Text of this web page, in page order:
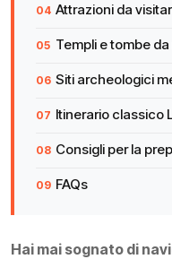
Attrazioni da
Templi e tombe
Siti archeologici
Itinerario classico
Consigli per la
FAQs
Hai mai sognato di